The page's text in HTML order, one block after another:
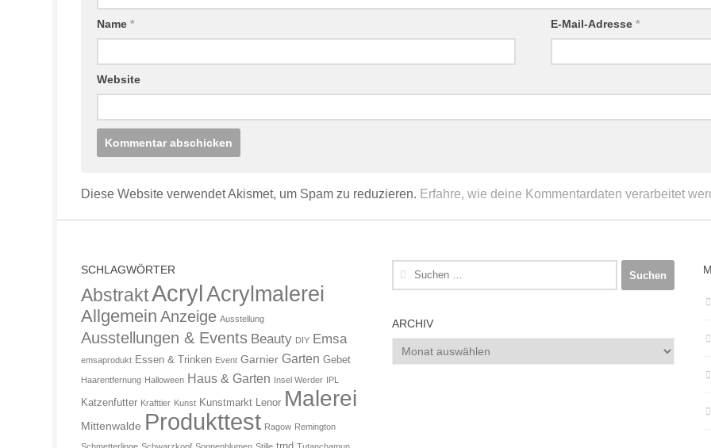
Name * E-Mail-Adresse *
Website
Diese Website verwendet Akismet, um Spam zu reduzieren. Erfahre, wie deine Kommentardaten verarbeitet
SCHLAGWÖRTER
AbstraktAcrylAcrylmalerei
Allgemein Anzeige Ausstellung
Ausstellungen & Events Beauty DIY Emsa
emsaprodukt Essen & Trinken Event Garnier Garten Gebet
Haarentfernung Halloween Haus & Garten Insel Werder IPL
Katzenfutter Krafttier Kunst Kunstmarkt Lenor Malerei
Mittenwalde Produkttest Ragow Remington
Suchen
nach:
ARCHIV
Archiv